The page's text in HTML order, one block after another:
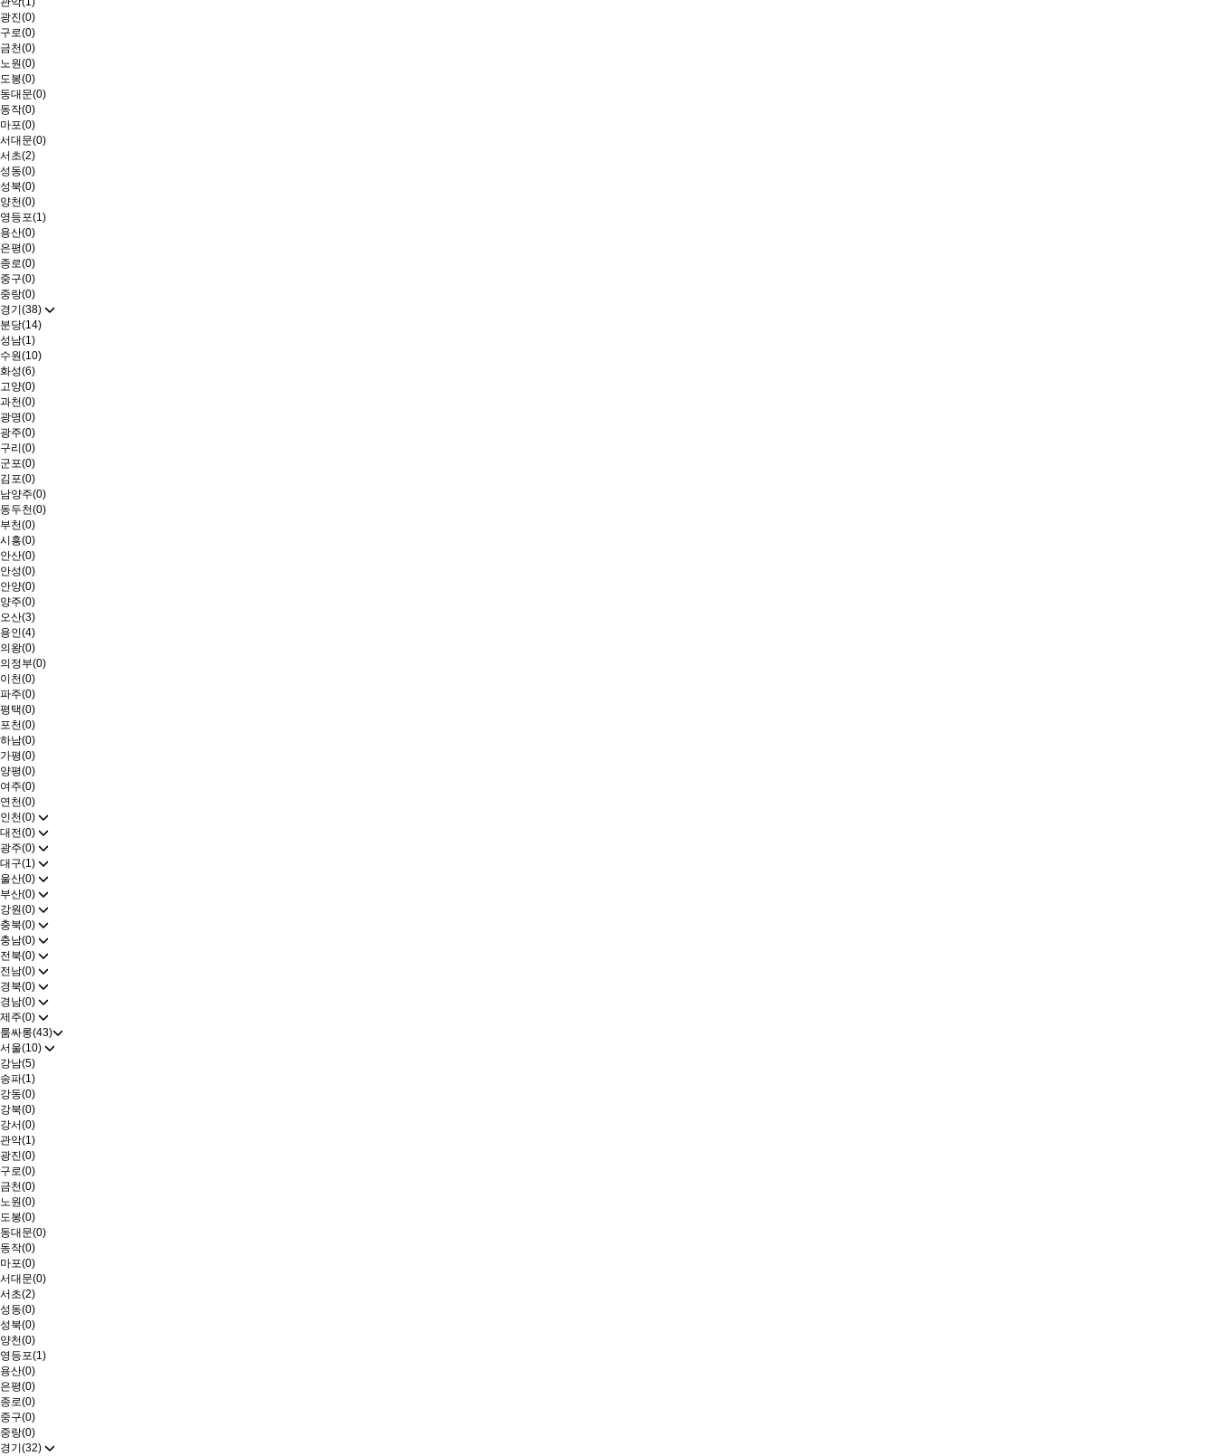
광진(0)
구로(0)
금천(0)
노원(0)
도봉(0)
동대문(0)
동작(0)
마포(0)
서대문(0)
서초(2)
성동(0)
성북(0)
양천(0)
영등포(1)
용산(0)
은평(0)
종로(0)
중구(0)
중랑(0)
경기(38)
분당(14)
성남(1)
수원(10)
화성(6)
고양(0)
과천(0)
광명(0)
광주(0)
구리(0)
군포(0)
김포(0)
남양주(0)
동두천(0)
부천(0)
시흥(0)
안산(0)
안성(0)
안양(0)
양주(0)
오산(3)
용인(4)
의왕(0)
의정부(0)
이천(0)
파주(0)
평택(0)
포천(0)
하남(0)
가평(0)
양평(0)
여주(0)
연천(0)
인천(0)
대전(0)
광주(0)
대구(1)
울산(0)
부산(0)
강원(0)
충북(0)
충남(0)
전북(0)
전남(0)
경북(0)
경남(0)
제주(0)
룸싸롱(43)
서울(10)
강남(5)
송파(1)
강동(0)
강북(0)
강서(0)
관악(1)
광진(0)
구로(0)
금천(0)
노원(0)
도봉(0)
동대문(0)
동작(0)
마포(0)
서대문(0)
서초(2)
성동(0)
성북(0)
양천(0)
영등포(1)
용산(0)
은평(0)
종로(0)
중구(0)
중랑(0)
경기(32)